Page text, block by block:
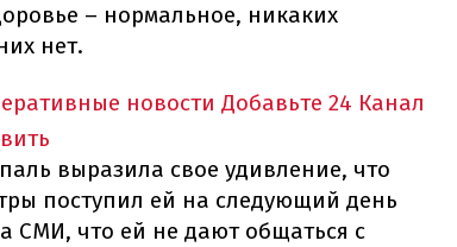
– нормальное, никаких
нет.
новости Добавьте 24 Канал
выразила свое удивление, что
поступил ей на следующий день
СМИ, что ей не дают общаться с